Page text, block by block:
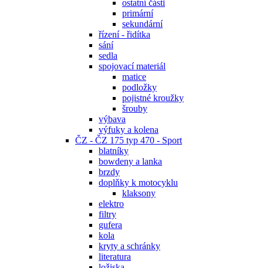
ostatní části
primární
sekundární
řízení - řidítka
sání
sedla
spojovací materiál
matice
podložky
pojistné kroužky
šrouby
výbava
výfuky a kolena
ČZ - ČZ 175 typ 470 - Sport
blatníky
bowdeny a lanka
brzdy
doplňky k motocyklu
klaksony
elektro
filtry
gufera
kola
kryty a schránky
literatura